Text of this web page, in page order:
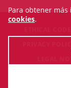
© Mon Aug
Para obtener
cookies.